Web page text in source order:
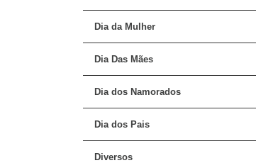
Dia da Mulher
Dia Das Mães
Dia dos Namorados
Dia dos Pais
Diversos